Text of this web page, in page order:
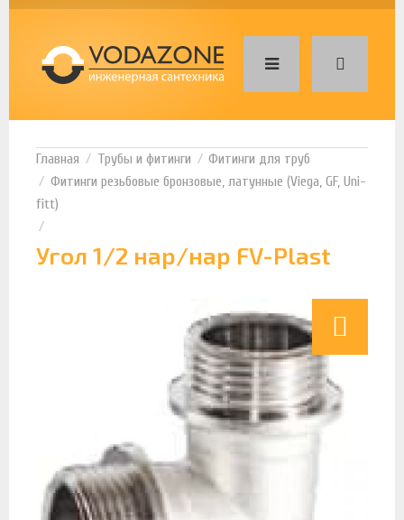
Трубы и фитинги
Фитинги для труб
Фитинги резьбовые бронзовые, латунные (Viega, GF, Uni-
fitt)
Угол 1/2 нар/нар FV-Plast